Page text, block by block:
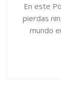
En este
pierdas
mundo